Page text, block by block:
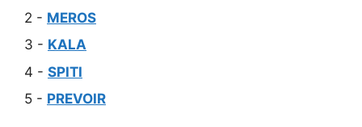
2 - MEROS
3 - KALA
4 - SPITI
5 - PREVOIR